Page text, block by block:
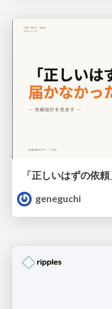
「正しいはずの依
geneguchi